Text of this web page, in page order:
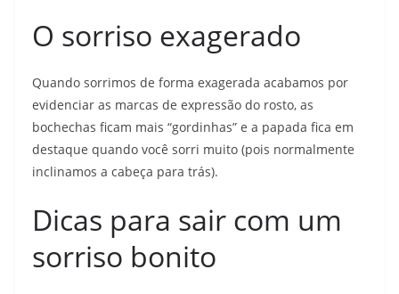
O sorriso exagerado
Quando sorrimos de forma exagerada acabamos por
evidenciar as marcas de expressão do rosto, as
bochechas ficam mais “gordinhas” e a papada fica em
destaque quando você sorri muito (pois normalmente
inclinamos a cabeça para trás).
Dicas para sair com um
sorriso bonito